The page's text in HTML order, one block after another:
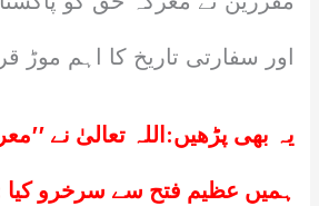
اور سفارتی تاریخ کا اہم موڑ
یہ بھی پڑھیں: اللہ تعالیٰ نے
ہمیں عظیم فتح سے سرخرو کیا